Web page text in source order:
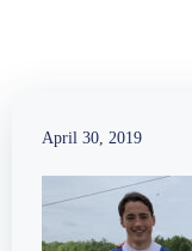
April 30, 2019